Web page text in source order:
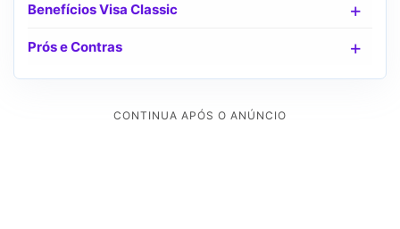
Benefícios Visa Classic
Prós e Contras